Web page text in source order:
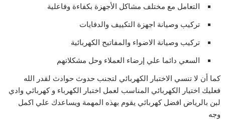
التعامل مع مختلف مشاكل الأجهزة بكفاءة وفاعلية
تركيب وصيانة اجهزة التكييف والدفايات
تركيب وصيانة الاضواء والمفاتيح الكهربائية
السعي دائما علي إرضاء العملاء وحل مشكلاتهم
كما أن لا تنسي الاختبار الكهربائي لتجنب حدوث حوادث لقدر الله
فعليك اختيار الكهربائي المناسب لعمل اختبار الكهرباء و كهربائي وادي
لبن بالرياض افضل كهربائي يقوم بهذه المهمة ويساعدك علي اكمل
وجه